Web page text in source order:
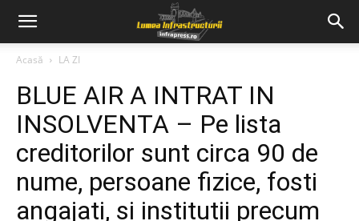
Acasă LA ZI
BLUE AIR A INTRAT IN
INSOLVENTA – Pe lista
creditorilor sunt circa 90 de
nume, persoane fizice, fosti
angajati, si institutii precum